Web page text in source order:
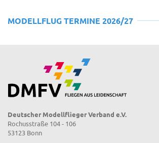
MODELLFLUG TERMINE 2026/27
Deutscher Modellflieger Verband e.V.
Rochusstraße 104 - 106
53123 Bonn